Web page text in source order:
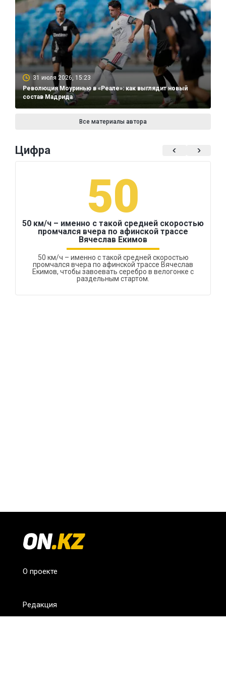
31 июля 2026, 15:23
Революция Моуринью в «Реале»: как выглядит новый
состав Мадрида
Все материалы автора
Цифра
50
50 км/ч – именно с такой средней скоростью
промчался вчера по афинской трассе
Вячеслав Екимов
50 км/ч – именно с такой средней скоростью
промчался вчера по афинской трассе Вячеслав
Екимов, чтобы завоевать серебро в велогонке с
раздельным стартом.
О проекте
Редакция